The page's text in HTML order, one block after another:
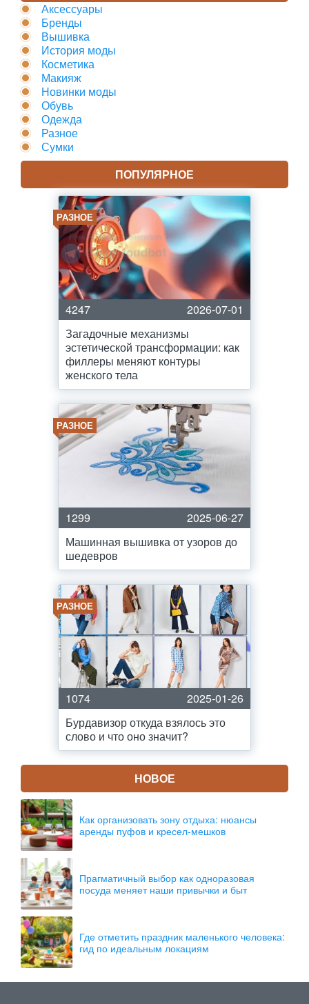
Аксессуары
Бренды
Вышивка
История моды
Косметика
Макияж
Новинки моды
Обувь
Одежда
Разное
Сумки
ПОПУЛЯРНОЕ
РАЗНОЕ
4247
2026-07-01
Загадочные механизмы
эстетической трансформации: как
филлеры меняют контуры
женского тела
РАЗНОЕ
1299
2025-06-27
Машинная вышивка от узоров до
шедевров
РАЗНОЕ
1074
2025-01-26
Бурдавизор откуда взялось это
слово и что оно значит?
НОВОЕ
Как организовать зону отдыха: нюансы
аренды пуфов и кресел-мешков
Прагматичный выбор как одноразовая
посуда меняет наши привычки и быт
Где отметить праздник маленького человека:
гид по идеальным локациям